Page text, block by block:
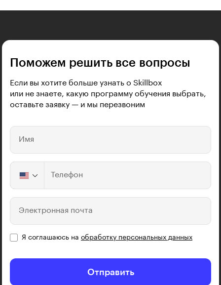
Поможем решить все вопросы
Если вы хотите больше узнать о Skillbox
или не знаете, какую программу обучения выбрать,
оставьте заявку — и мы перезвоним
Имя
Телефон
Электронная почта
Я соглашаюсь на обработку персональных данных
Отправить